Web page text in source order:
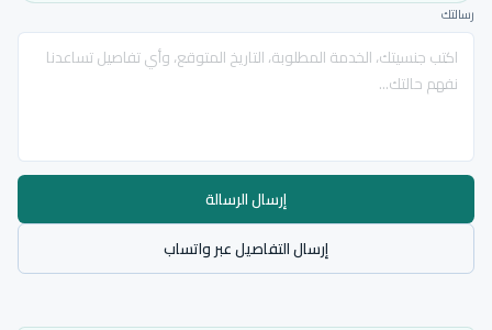
رسالتك
إرسال الرسالة
إرسال التفاصيل عبر واتساب